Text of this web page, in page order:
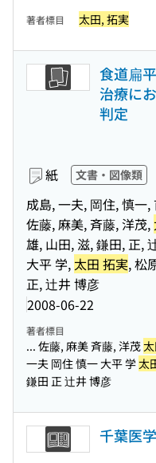
著者標目 太田, 拓実
食道扁
治療に
判定
紙 文書・図像類
成島, 一夫, 岡住, 慎一
佐藤, 麻美, 斉藤, 洋茂,
雄, 山田, 滋, 鎌田, 正,
大平 学, 太田 拓実, 松
正, 辻井 博彦
2008-06-22
著者標目
... 佐藤, 麻美 斉藤, 洋茂
一夫 岡住 慎一 大平 学太
鎌田 正 辻井 博彦
千葉医学